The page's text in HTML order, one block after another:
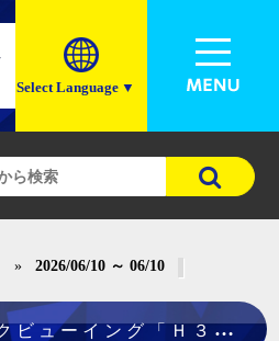
Select Language ▼
» 2026/06/10 ～ 06/10
【
中止】パブリックビューイング「Ｈ３ロケット６号機打上げライブ中継」(2026年６月10日)